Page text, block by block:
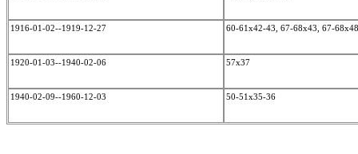
1916-01-02--1919-12-27 60-61x42-43, 67-68x43, 67-
1920-01-03--1940-02-06 57x37
1940-02-09--1960-12-03 50-51x35-36